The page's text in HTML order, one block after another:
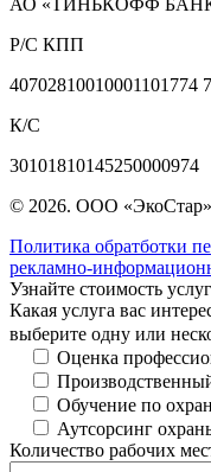
Р/С КПП
40702810010001101774
К/С
30101810145250000974
© 2026. ООО «ЭкоСтар»
Политика обратботки
рекламно-
Узнайте стоимость
Какая услуга вас
выберите одну или
Оценка
Обучение по
Аутсорсинг
Количество рабочих